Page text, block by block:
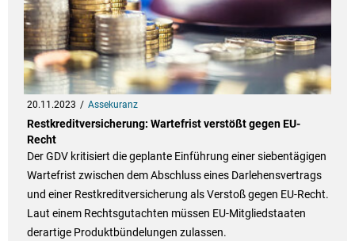
20.11.2023 Assekuranz
Restkreditversicherung: Wartefrist verstößt gegen EU-
Recht
Der GDV kritisiert die geplante Einführung einer siebentägigen
Wartefrist zwischen dem Abschluss eines Darlehensvertrags
und einer Restkreditversicherung als Verstoß gegen EU-Recht.
Laut einem Rechtsgutachten müssen EU-Mitgliedstaaten
derartige Produktbündelungen zulassen.